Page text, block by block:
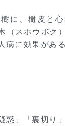
に、樹皮と
（スホウボク
病に効果があ
惑」「裏切り」